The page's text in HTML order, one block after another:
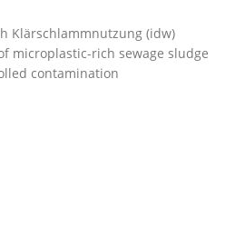
Klärschlammnutzung (idw)
microplastic-rich sewage sludge
contamination